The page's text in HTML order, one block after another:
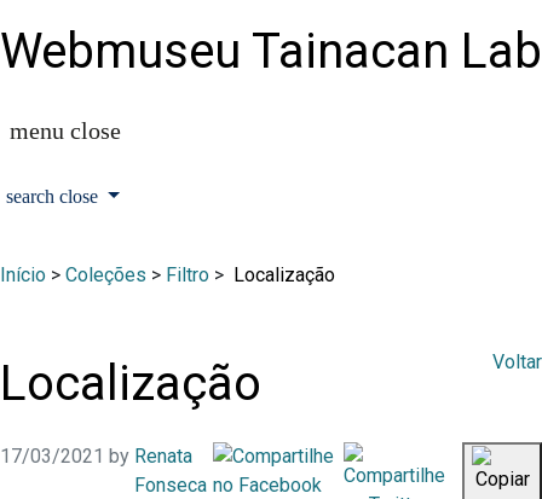
Webmuseu Tainacan Lab
Início > Coleções > Filtro > Localização
Localização Voltar
17/03/2021 by Renata
Fonseca